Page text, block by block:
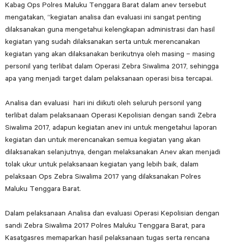
Kabag Ops Polres Maluku Tenggara Barat dalam anev tersebut
mengatakan, “kegiatan analisa dan evaluasi ini sangat penting
dilaksanakan guna mengetahui kelengkapan administrasi dan hasil
kegiatan yang sudah dilaksanakan serta untuk merencanakan
kegiatan yang akan dilaksanakan berikutnya oleh masing – masing
personil yang terlibat dalam Operasi Zebra Siwalima 2017, sehingga
apa yang menjadi target dalam pelaksanaan operasi bisa tercapai.
Analisa dan evaluasi hari ini diikuti oleh seluruh personil yang
terlibat dalam pelaksanaan Operasi Kepolisian dengan sandi Zebra
Siwalima 2017, adapun kegiatan anev ini untuk mengetahui laporan
kegiatan dan untuk merencanakan semua kegiatan yang akan
dilaksanakan selanjutnya, dengan melaksanakan Anev akan menjadi
tolak ukur untuk pelaksanaan kegiatan yang lebih baik, dalam
pelaksaan Ops Zebra Siwalima 2017 yang dilaksanakan Polres
Maluku Tenggara Barat.
Dalam pelaksanaan Analisa dan evaluasi Operasi Kepolisian dengan
sandi Zebra Siwalima 2017 Polres Maluku Tenggara Barat, para
Kasatgasres memaparkan hasil pelaksanaan tugas serta rencana